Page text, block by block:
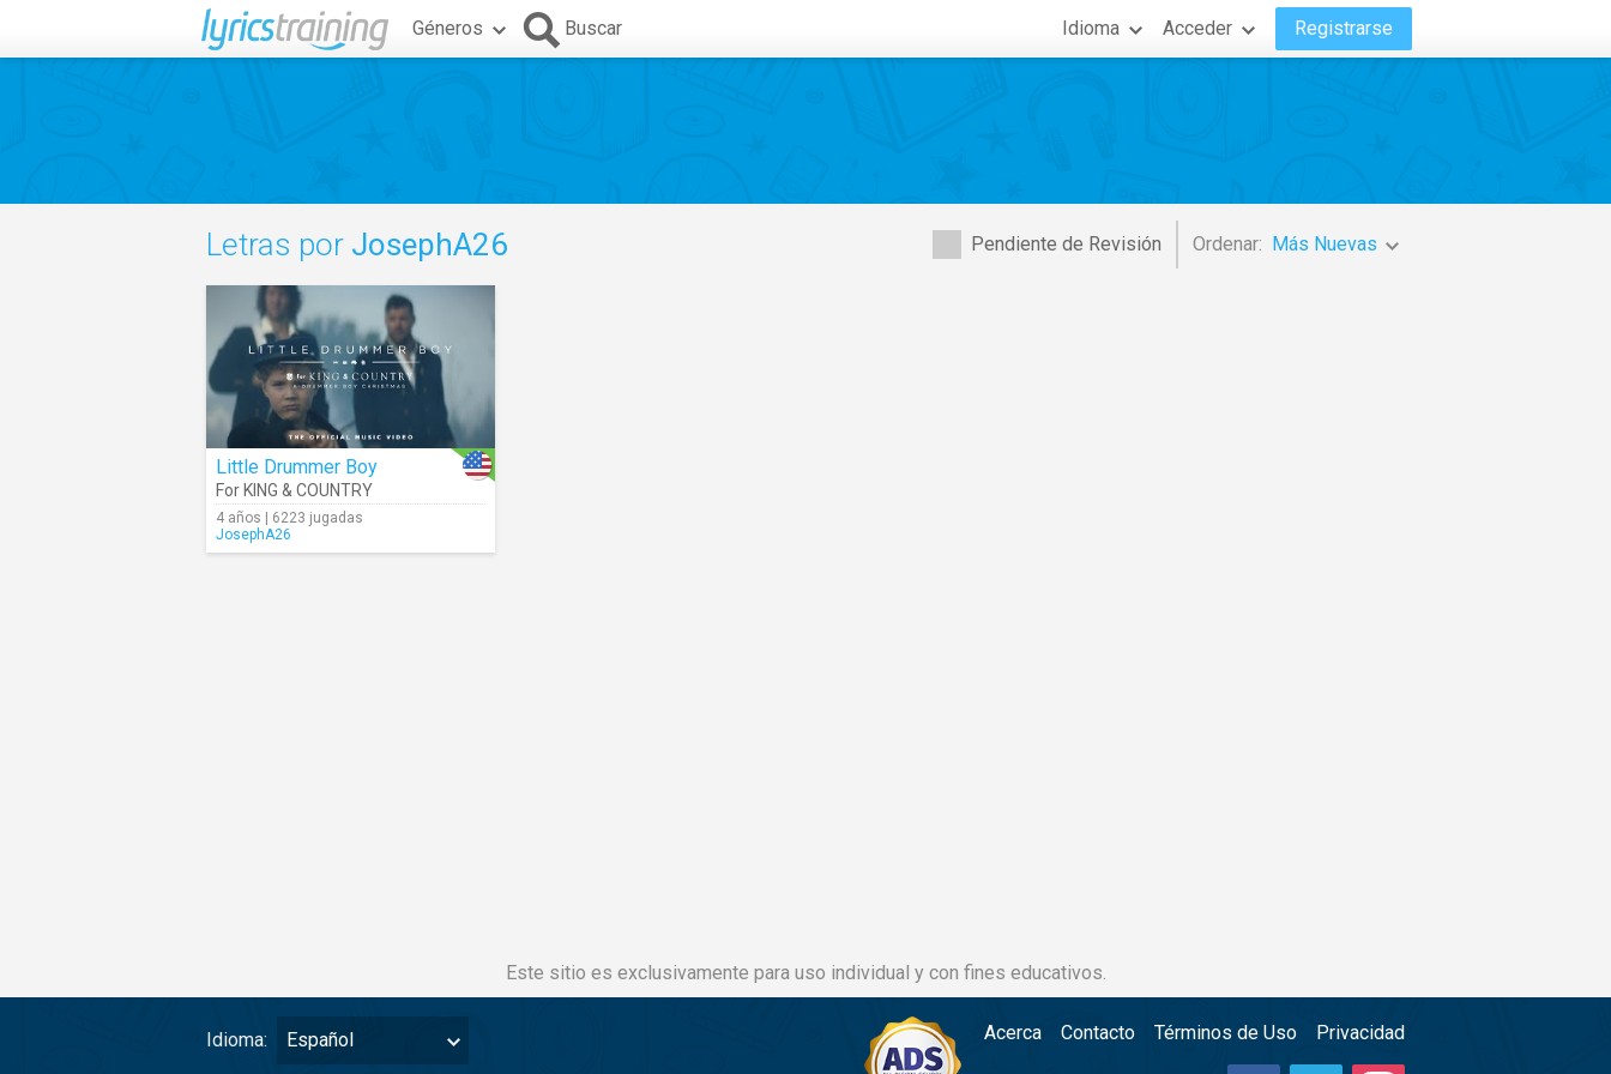
Géneros Buscar Idioma Acceder Registrarse
Pendiente de Revisión Ordenar: Más Nuevas
Letras por JosephA26
Little Drummer Boy
For KING & COUNTRY
4 años | 6223 jugadas
JosephA26
Este sitio es exclusivamente para uso individual y con fines educativos.
Idioma: Español Acerca Contacto Términos de Uso Privacidad